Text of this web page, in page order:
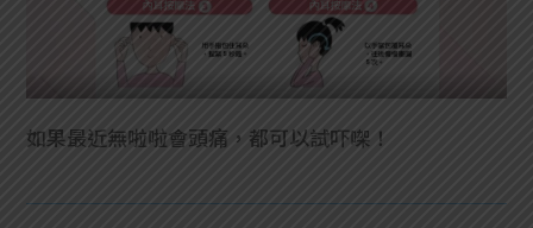
如果最近無啦啦會頭痛，都可以試吓㗎！